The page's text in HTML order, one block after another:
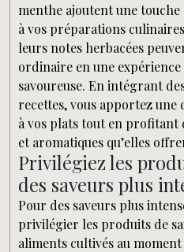
menthe ajoutent une
à vos préparations
leurs notes herbacées
ordinaire en une
savoureuse. En intégrant
recettes, vous apportez
à vos plats tout en
et aromatiques qu’elles
Privilégiez les
des saveurs plus
Pour des saveurs plus
privilégier les produits de
aliments cultivés au